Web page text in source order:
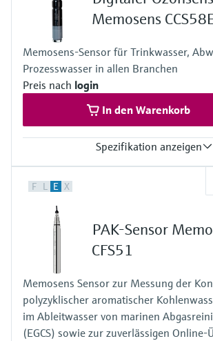
+0 - 55 °C (32 - 130 °F), nicht gefrierend
Prozessdruck
Max. 1 bar (max. 14.5 psi)
Memosens
Memosens-Sensor für Trinkwasser,
Prozesswasser in allen Branchen
Preis nach login
In den Warenkorb
Spezifikation anzeigen
0 ... 2 mg/l
Prozesstemperatur
+0 ... 45 °C (32 ... 110 °F), nicht gefrierend
Prozessdruck
1 bar (14.5 psi) relativ, 2 bar (29 psi) absolut
Messverfahren
- geschlossenes 2 Elektrodensystem
- Elektrochemische Umsetzung von Ozon zu
nA
- Signalstrom ist proportional zur
- die Messung ist nicht pH abhängig
F L E X
PAK-Sensor
CFS51
Memosens Sensor zur Messung der
polyzyklischer aromatischer
im Ableitwasser von marinen
(EGCS) sowie zur zuverlässigen